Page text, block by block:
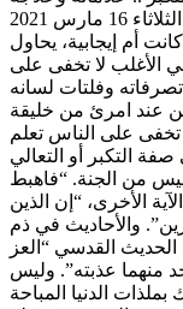
2021
أم إيجابية، يحاول
الأغلب لا تخفى على
عند امرئ من خليقة
تخفى على الناس تعلم
التكبر أو التعالي
من الجنة. “فاهبط
الأخرى، “إن الذين
والأحاديث في ذم
الحديث القدسي “العز
منهما عذبته”. وليس
الدنيا المباحة